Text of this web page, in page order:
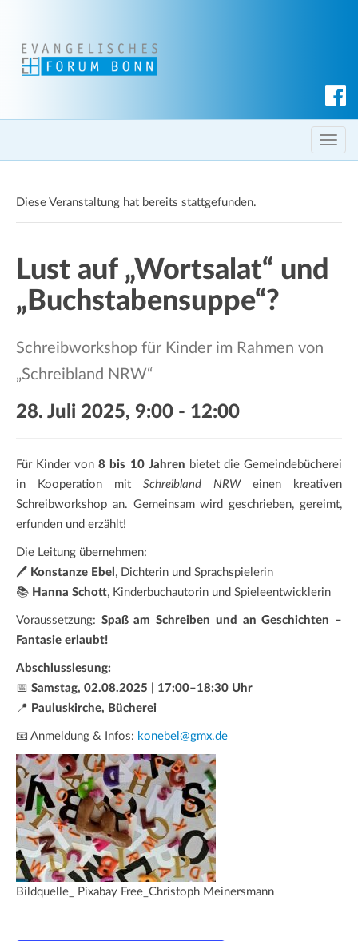
c
h T
o
l
Diese Veranstaltung hat bereits stattgefunden.
Lust auf „Wortsalat“ und
„Buchstabensuppe“?
Schreibworkshop für Kinder im Rahmen von
„Schreibland NRW“
28. Juli 2025, 9:00 - 12:00
Für Kinder von8 bis 10 Jahren bietet die Gemeindebücherei
in Kooperation mit Schreibland NRWeinen kreativen
Schreibworkshop an. Gemeinsam wird geschrieben, gereimt,
erfunden und erzählt!
Die Leitung übernehmen:
🖊️ Konstanze Ebel , Dichterin und Sprachspielerin
📚 Hanna Schott, Kinderbuchautorin und Spieleentwicklerin
Voraussetzung: Spaß am Schreiben und an Geschichten –
Fantasie erlaubt!
Abschlusslesung:
📅 Samstag, 02.08.2025 | 17:00–18:30 Uhr
📍 Pauluskirche, Bücherei
📧 Anmeldung & Infos: konebel@gmx.de
Bildquelle_ Pixabay Free_Christoph Meinersmann